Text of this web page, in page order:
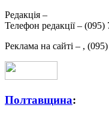
Редакція –
Телефон редакції – (095)
Реклама на сайті – ,
Полтавщина: